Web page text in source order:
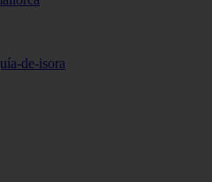
de-isora